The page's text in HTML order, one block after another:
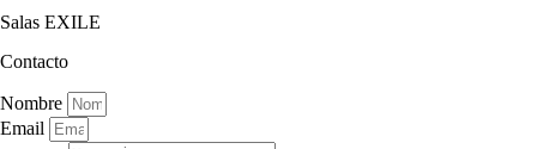
Salas EXILE
Contacto
Nombre
Email